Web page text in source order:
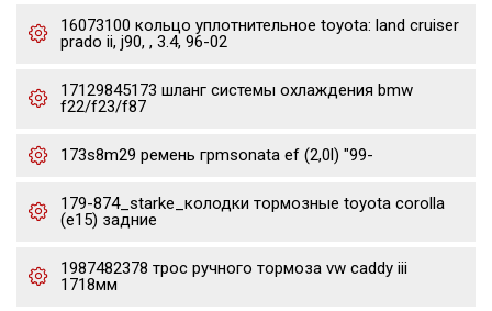
16073100 кольцо уплотнительное toyota: land cruiser
prado ii, j90, , 3.4, 96-02
17129845173 шланг системы охлаждения bmw
f22/f23/f87
173s8m29 ремень грmsonata ef (2,0l) "99-
179-874_starke_колодки тормозные toyota corolla
(e15) задние
1987482378 трос ручного тормоза vw caddy iii
1718мм